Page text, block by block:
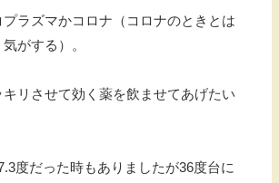
ラズマかコロナ（コロナのときとは
がする）。
リさせて効く薬を飲ませてあげたい
度だった時もありましたが36度台に